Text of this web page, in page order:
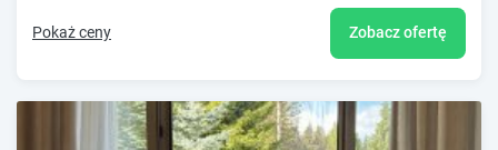
Pokaż ceny Zobacz ofertę